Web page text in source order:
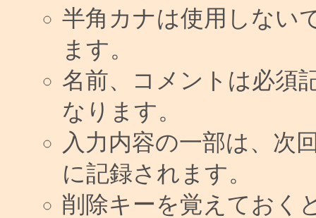
半角カナは使用しない
ます。
名前、コメントは必須
なります。
入力内容の一部は、次
に記録されます。
削除キーを覚えておく